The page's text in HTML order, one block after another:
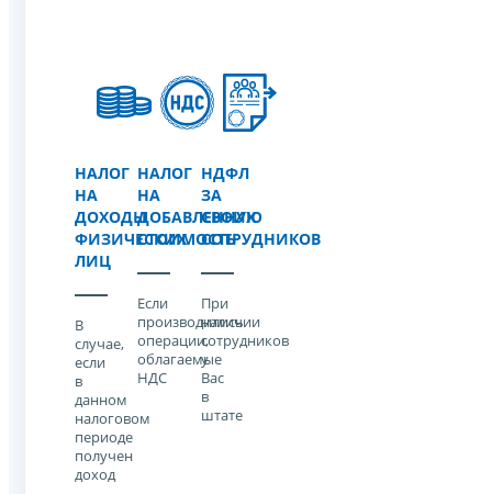
НАЛОГ
НА
ДОХОДЫ
ФИЗИЧЕСКИХ
ЛИЦ
В
случае,
если
в
данном
налоговом
периоде
получен
доход
НАЛОГ
НА
ДОБАВЛЕННУЮ
СТОИМОСТЬ
Если
производились
операции,
облагаемые
НДС
НДФЛ
ЗА
СВОИХ
СОТРУДНИКОВ
При
наличии
сотрудников
у
Вас
в
штате